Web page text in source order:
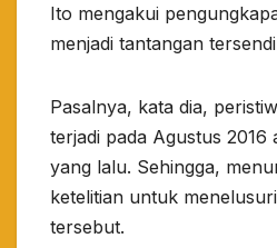
Ito mengakui
menjadi tantangan
Pasalnya, kata dia,
terjadi pada Agustus
yang lalu. Sehingga,
ketelitian untuk
tersebut.